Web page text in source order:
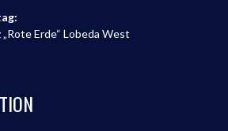
Erde“ Lobeda West